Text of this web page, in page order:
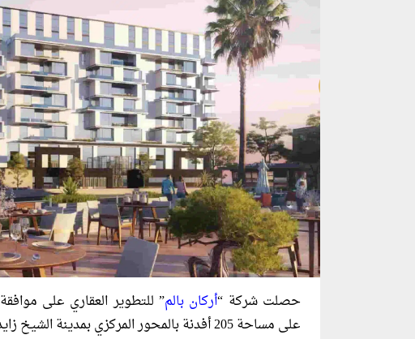
حصلت شركة “أركان بالم” للتطوير العقاري على موافقة
على مساحة 205 أفدنة بالمحور المركزي بمدينة الشيخ زايد.